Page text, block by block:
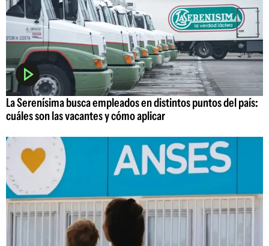
La Serenísima busca empleados en distintos puntos del país:
cuáles son las vacantes y cómo aplicar